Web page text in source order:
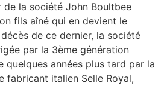
la société John Boultbee
fils aîné qui en devient le
de ce dernier, la société
par la 3ème génération
quelques années plus tard par la
fabricant italien Selle Royal,